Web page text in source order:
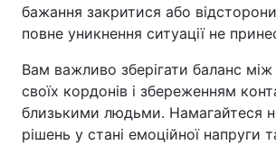
бажання закритися або
повне уникнення ситуації не
Вам важливо зберігати баланс
своїх кордонів і збереженням
близькими людьми. Намагайтеся
рішень у стані емоційної напруги